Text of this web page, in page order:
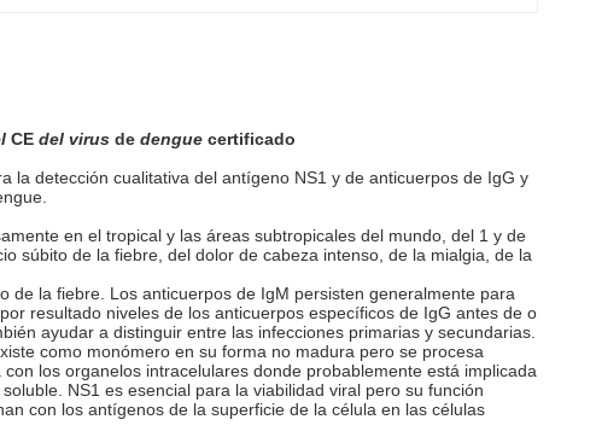
CE del virus de dengue certificado
la detección cualitativa del antígeno NS1 y de anticuerpos de IgG y
en el tropical y las áreas subtropicales del mundo, del 1 y de
súbito de la fiebre, del dolor de cabeza intenso, de la mialgia, de la
la fiebre. Los anticuerpos de IgM persisten generalmente para
resultado niveles de los anticuerpos específicos de IgG antes de o
ayudar a distinguir entre las infecciones primarias y secundarias.
como monómero en su forma no madura pero se procesa
los organelos intracelulares donde probablemente está implicada
NS1 es esencial para la viabilidad viral pero su función
con los antígenos de la superficie de la célula en las células